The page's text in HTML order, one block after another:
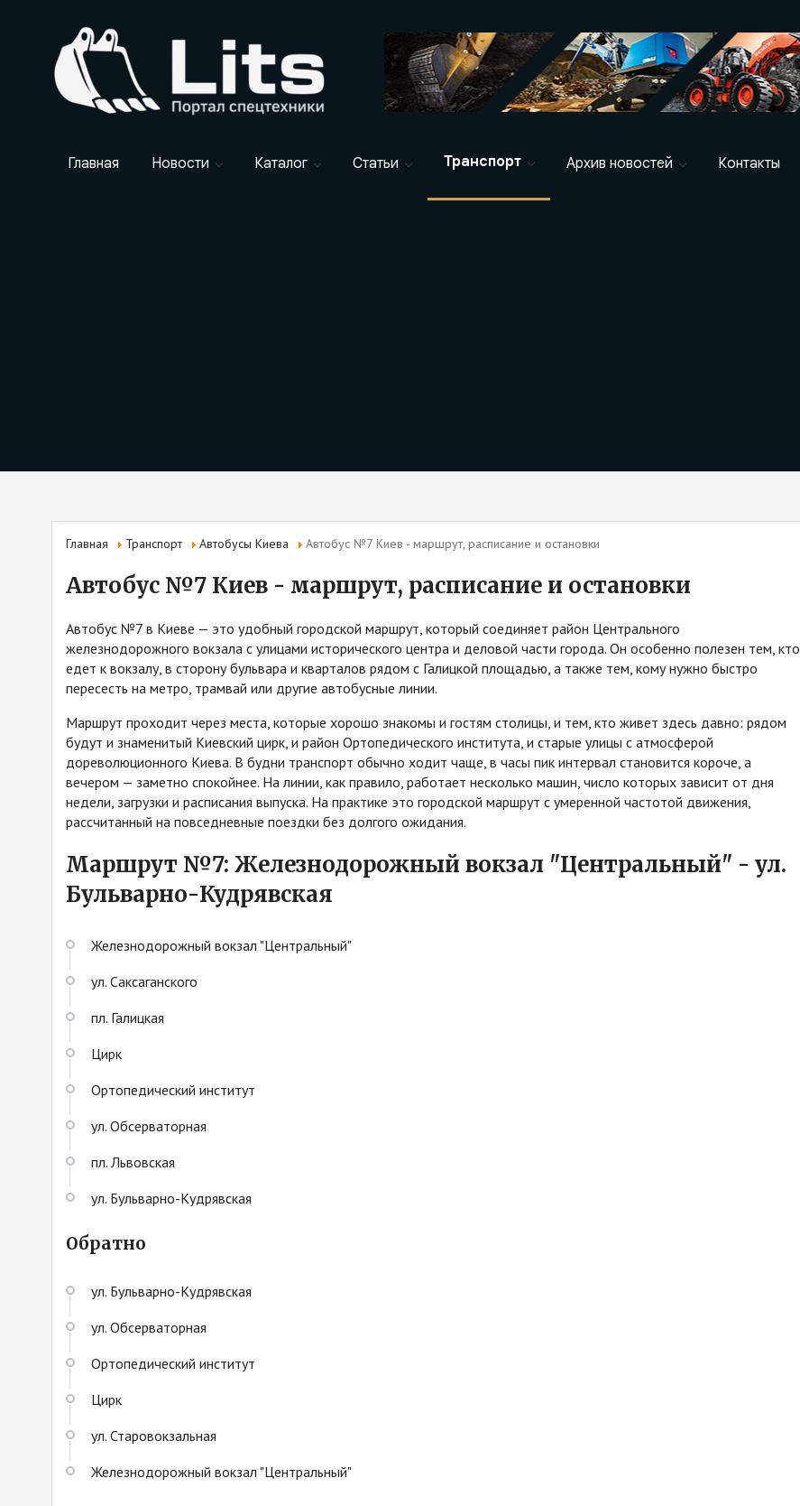
Главная Новости Каталог Статьи Транспорт Архив новостей Контакты
Главная Транспорт Автобусы Киева Автобус №7 Киев - маршрут, расписание и остановки
Автобус №7 Киев - маршрут, расписание и остановки
Автобус №7 в Киеве — это удобный городской маршрут, который соединяет район Центрального
железнодорожного вокзала с улицами исторического центра и деловой части города. Он особенно полезен тем, кто
едет к вокзалу, в сторону бульвара и кварталов рядом с Галицкой площадью, а также тем, кому нужно быстро
пересесть на метро, трамвай или другие автобусные линии.
Маршрут проходит через места, которые хорошо знакомы и гостям столицы, и тем, кто живет здесь давно: рядом
будут и знаменитый Киевский цирк, и район Ортопедического института, и старые улицы с атмосферой
дореволюционного Киева. В будни транспорт обычно ходит чаще, в часы пик интервал становится короче, а
вечером — заметно спокойнее. На линии, как правило, работает несколько машин, число которых зависит от дня
недели, загрузки и расписания выпуска. На практике это городской маршрут с умеренной частотой движения,
рассчитанный на повседневные поездки без долгого ожидания.
Маршрут №7: Железнодорожный вокзал "Центральный" - ул.
Бульварно-Кудрявская
Железнодорожный вокзал "Центральный"
ул. Саксаганского
пл. Галицкая
Цирк
Ортопедический институт
ул. Обсерваторная
пл. Львовская
ул. Бульварно-Кудрявская
Обратно
ул. Бульварно-Кудрявская
ул. Обсерваторная
Ортопедический институт
Цирк
ул. Старовокзальная
Железнодорожный вокзал "Центральный"